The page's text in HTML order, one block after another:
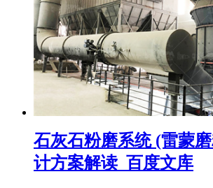
石灰石粉磨系统 (雷蒙
计方案解读_百度文库